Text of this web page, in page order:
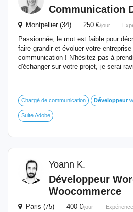
Communication
Montpellier (34) 250 €/jour
Passionnée, le mot est faible pour
faire grandir et évoluer votre
communication ! N'hésitez pas à
d'échanger sur votre projet, je serai
Chargé de communication Développeur
Suite Adobe
Yoann K.
Développeur
Woocommerce
Paris (75) 400 €/jour